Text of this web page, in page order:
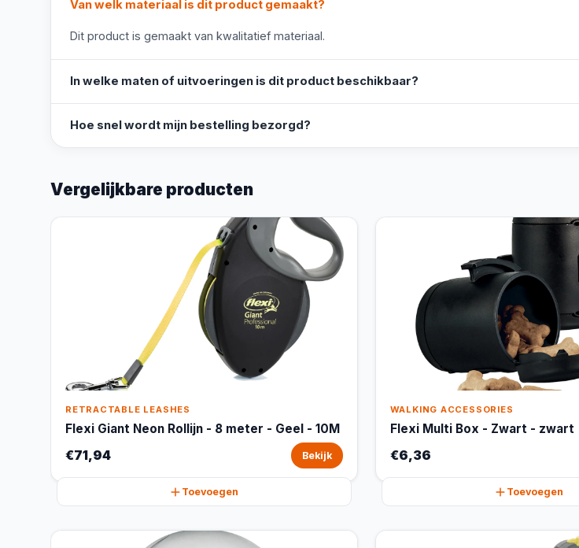
Van welk materiaal is dit product gemaakt?
Dit product is gemaakt van kwalitatief materiaal.
In welke maten of uitvoeringen is dit product beschikbaar?
Hoe snel wordt mijn bestelling bezorgd?
Vergelijkbare producten
RETRACTABLE LEASHES
Flexi Giant Neon Rollijn - 8 meter - Geel - 10M
€71,94 Bekijk
Toevoegen
WALKING ACCESSORIES
Flexi Multi Box - Zwart - zwart
€6,36
Toevoegen